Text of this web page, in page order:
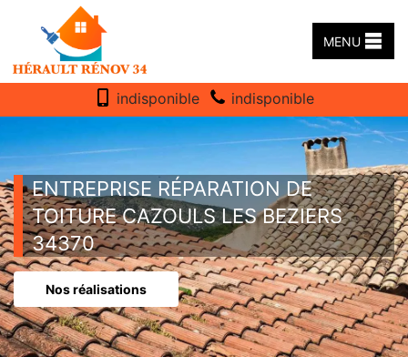
MENU
indisponible indisponible
ENTREPRISE RÉPARATION DE
TOITURE CAZOULS LES BEZIERS
34370
Nos réalisations